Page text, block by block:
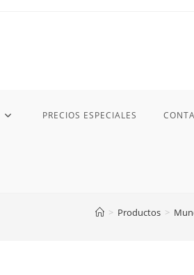
PRECIOS ESPECIALES
> Productos >